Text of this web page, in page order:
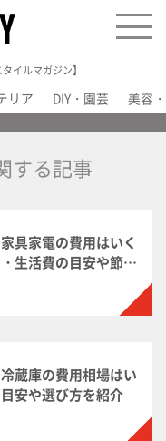
イルマガジン】
リア DIY・園芸 美容
する記事
具家電の費用はいく
生活費の目安や節約
蔵庫の費用相場はい
安や選び方を紹介